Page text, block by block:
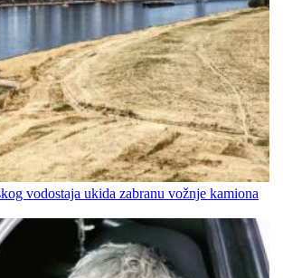
vodostaja ukida zabranu vožnje kamiona